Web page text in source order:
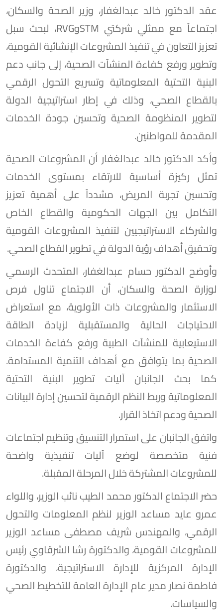
عقد الدكتور خالد عبدالغفار، وزير الصحة والسكان،
اجتماعاً مع ممثلي شركتي STMوRVG، لبحث سبل
تعزيز التعاون في تنفيذ المشروعات الإنشائية القومية،
وتطوير ورفع كفاءة المنشآت الصحية، إلى جانب دعم
البنية التحتية المعلوماتية وتسريع التحول الرقمي
بالقطاع الصحي، وذلك في إطار استراتيجية الدولة
لتطوير المنظومة الصحية وتحسين جودة الخدمات
المقدمة للمواطنين.
وأكد الدكتور خالد عبدالغفار أن المشروعات الصحية
تمثل ركيزة أساسية للارتقاء بمستوى الخدمات
وتحسين تجربة المريض، مشدداً على أهمية تعزيز
التكامل بين الجهات الحكومية والقطاع الخاص
والشركاء الاستراتيجيين لتنفيذ المشروعات القومية
وتحقيق أهداف رؤية الدولة في تطوير القطاع الصحي.
وأوضح الدكتور حسام عبدالغفار، المتحدث الرسمي
لوزارة الصحة والسكان، أن الاجتماع تناول فرص
الاستثمار والمشروعات ذات الأولوية، مع استعراض
الاحتياجات الحالية والمستقبلية لزيادة الطاقة
الاستيعابية للمنشآت الطبية ورفع كفاءة الخدمات
الصحية بما يتوافق مع أهداف التنمية المستدامة.
كما بحث الجانبان آليات تطوير البنية التحتية
المعلوماتية وربط النظم الرقمية لتحسين إدارة البيانات
الصحية ودعم اتخاذ القرار.
واتفق الجانبان على استمرار التنسيق وتنظيم اجتماعات
فنية متخصصة لوضع آليات تنفيذية واضحة
للمشروعات المشتركة خلال المرحلة المقبلة.
حضر الاجتماع الدكتور محمد الطيب نائب الوزير، واللواء
عمرو عايد مساعد الوزير لنظم المعلومات والتحول
الرقمي، والمهندس شريف مصطفى مساعد الوزير
للمشروعات القومية، والدكتورة رشا الشرقاوي رئيس
الإدارة المركزية للإدارة الاستراتيجية، والدكتورة
فاطمة نصار مدير عام الإدارة العامة للتخطيط الصحي
والسياسات.